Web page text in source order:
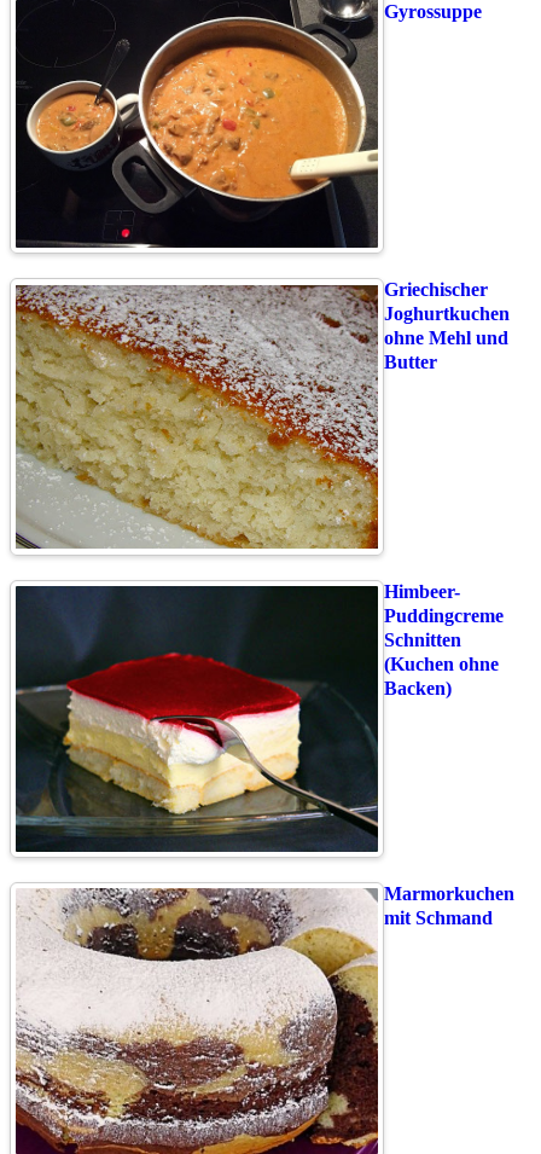
Gyrossuppe
Griechischer
Joghurtkuchen
ohne Mehl und
Butter
Himbeer-
Puddingcreme
Schnitten
(Kuchen ohne
Backen)
Marmorkuchen
mit Schmand